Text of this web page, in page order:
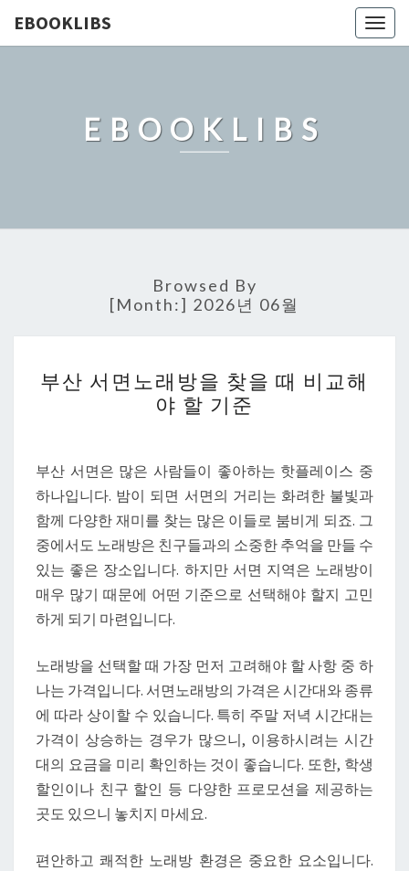
EBOOKLIBS
EBOOKLIBS
Browsed By
[Month:] 2026년 06월
산
서
노
래
방
을
찾
을
교
해
야
할
기
준
부산 서면노래방을 찾을 때 비교해
야 할 기준
부산 서면은 많은 사람들이 좋아하는 핫플레이스 중
하나입니다. 밤이 되면 서면의 거리는 화려한 불빛과
함께 다양한 재미를 찾는 많은 이들로 붐비게 되죠. 그
중에서도 노래방은 친구들과의 소중한 추억을 만들 수
있는 좋은 장소입니다. 하지만 서면 지역은 노래방이
매우 많기 때문에 어떤 기준으로 선택해야 할지 고민
하게 되기 마련입니다.
노래방을 선택할 때 가장 먼저 고려해야 할 사항 중 하
나는 가격입니다. 서면노래방의 가격은 시간대와 종류
에 따라 상이할 수 있습니다. 특히 주말 저녁 시간대는
가격이 상승하는 경우가 많으니, 이용하시려는 시간
대의 요금을 미리 확인하는 것이 좋습니다. 또한, 학생
할인이나 친구 할인 등 다양한 프로모션을 제공하는
곳도 있으니 놓치지 마세요.
편안하고 쾌적한 노래방 환경은 중요한 요소입니다.